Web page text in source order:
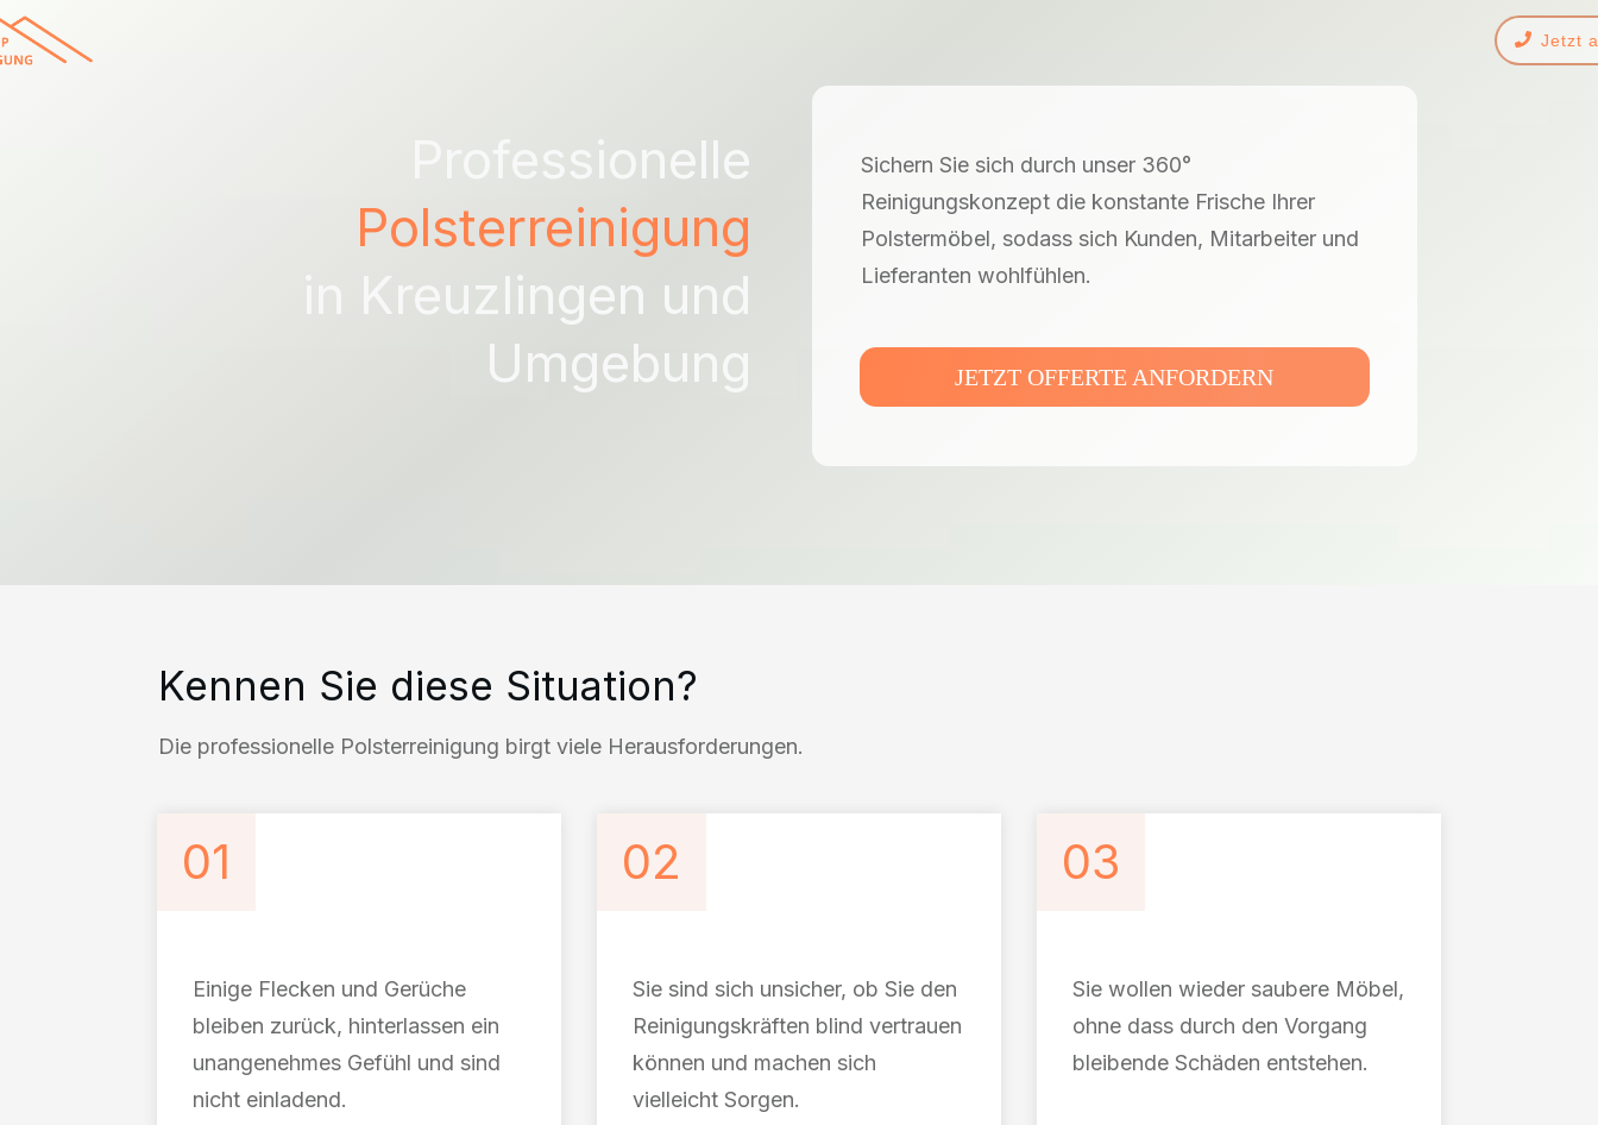
Jetzt
Professionelle
Polsterreinigung
Kreuzlingen und
Umgebung
Sichern Sie sich durch unser 360°
Reinigungskonzept die konstante Frische Ihrer
Polstermöbel, sodass sich Kunden, Mitarbeiter und
Lieferanten wohlfühlen.
JETZT OFFERTE ANFORDERN
Kennen Sie diese Situation?
Die professionelle Polsterreinigung birgt viele Herausforderungen.
01
Einige Flecken und Gerüche
bleiben zurück, hinterlassen ein
unangenehmes Gefühl und sind
nicht einladend.
02
Sie sind sich unsicher, ob Sie den
Reinigungskräften blind vertrauen
können und machen sich
vielleicht Sorgen.
03
Sie wollen wieder saubere Möbel,
ohne dass durch den Vorgang
bleibende Schäden entstehen.